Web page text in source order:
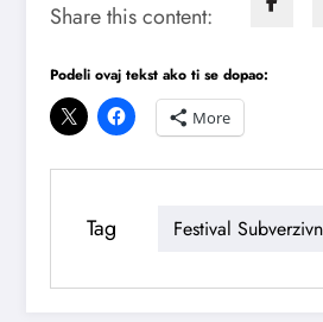
Share this content:
Podeli ovaj tekst ako ti se dopao:
More
Tag Festival